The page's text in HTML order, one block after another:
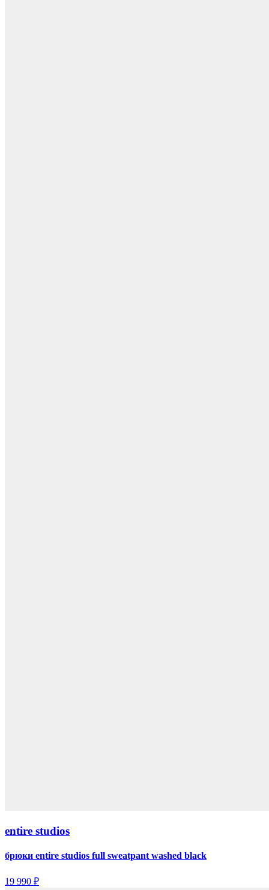
entire studios
брюки entire studios full sweatpant washed black
19 990 ₽